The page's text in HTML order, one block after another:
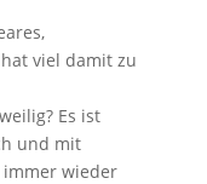
viel damit zu
Es ist
und mit
wieder